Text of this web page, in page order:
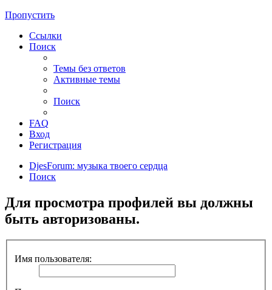
Пропустить
Ссылки
Поиск
Темы без ответов
Активные темы
Поиск
FAQ
Вход
Регистрация
DjesForum: музыка твоего сердца
Поиск
Для просмотра профилей вы должны
быть авторизованы.
Имя пользователя: